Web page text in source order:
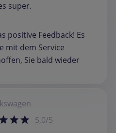
super.
positive Feedback! Es
mit dem Service
Sie bald wieder
5,0/5